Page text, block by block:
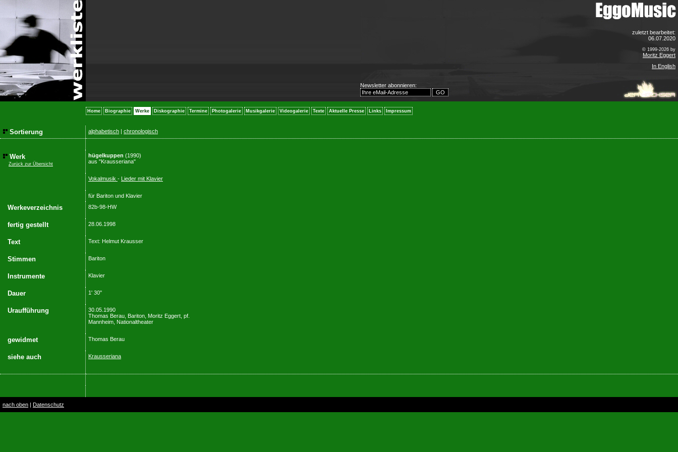
Newsletter abonnieren:
zuletzt bearbeitet:
06.07.2020
© 1999-2026 by
Moritz Eggert
In English
Home Biographie Werke Diskographie Termine Photogalerie Musikgalerie Videogalerie Texte Aktuelle Presse Links Impressum
Sortierung alphabetisch | chronologisch
Werk
Zurück zur Übersicht
hügelkuppen (1990)
aus "Krausseriana"
Vokalmusik - Lieder mit Klavier
für Bariton und Klavier
Werkeverzeichnis 82b-98-HW
fertig gestellt 28.06.1998
Text Text: Helmut Krausser
Stimmen Bariton
Instrumente Klavier
Dauer 1' 30''
Uraufführung
30.05.1990
Thomas Berau, Bariton, Moritz Eggert, pf.
Mannheim, Nationaltheater
gewidmet Thomas Berau
siehe auch Krausseriana
nach oben | Datenschutz